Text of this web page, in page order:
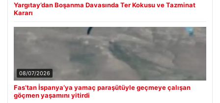
Yargıtay’dan Boşanma Davasında Ter Kokusu ve Tazminat
Kararı
08/07/2026
Fas’tan İspanya’ya yamaç paraşütüyle geçmeye çalışan
göçmen yaşamını yitirdi